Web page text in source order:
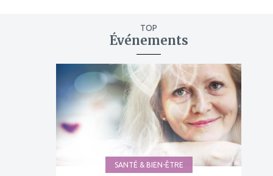
TOP
Événements
mes
favoris
SANTÉ & BIEN-ÊTRE